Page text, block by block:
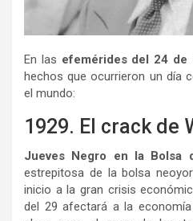
En las efemérides del 24 de
hechos que ocurrieron un día
el mundo:
1929. El crack de
Jueves Negro en la Bolsa
estrepitosa de la bolsa
inicio a la gran crisis
del 29 afectará a la